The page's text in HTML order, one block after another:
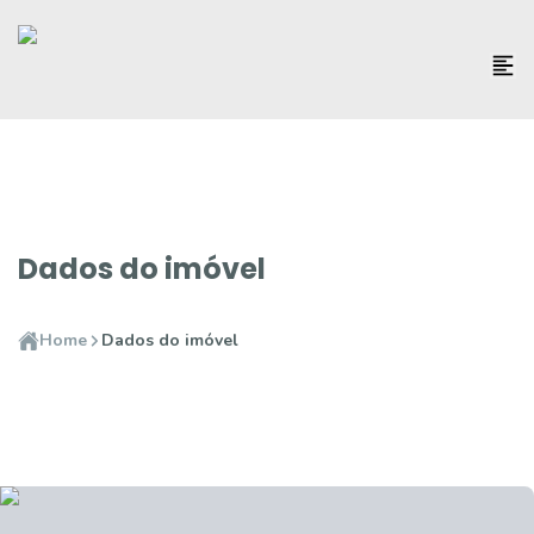
Dados do imóvel
Home Dados do imóvel